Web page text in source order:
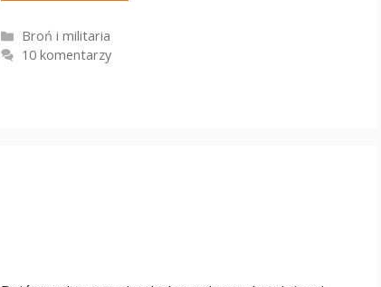
Kategorie
Broń i militaria
10 komentarzy